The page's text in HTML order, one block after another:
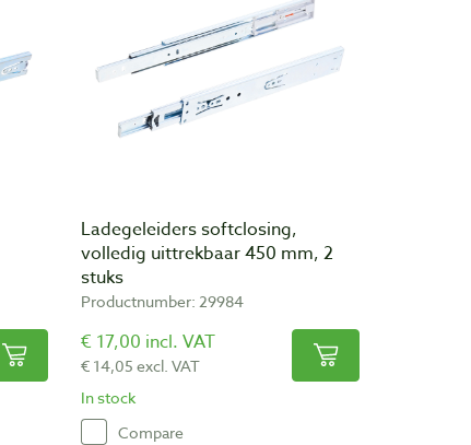
Ladegeleiders softclosing,
volledig uittrekbaar 450 mm, 2
stuks
Productnumber: 29984
€ 17,00 incl. VAT
€ 14,05 excl. VAT
In stock
Compare